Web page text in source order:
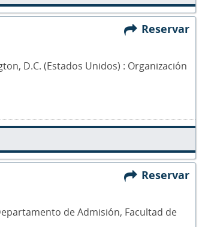
Reservar
D.C. (Estados Unidos) : Organización
Reservar
de Admisión, Facultad de